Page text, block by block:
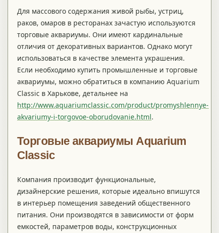
Для массового содержания живой рыбы, устриц,
раков, омаров в ресторанах зачастую используются
торговые аквариумы. Они имеют кардинальные
отличия от декоративных вариантов. Однако могут
использоваться в качестве элемента украшения.
Если необходимо купить промышленные и торговые
аквариумы, можно обратиться в компанию Aquarium
Classic в Харькове, детальнее на
http://www.aquariumclassic.com/product/promyshlennye-
akvariumy-i-torgovoe-oborudovanie.html.
Торговые аквариумы Aquarium
Classic
Компания производит функциональные,
дизайнерские решения, которые идеально впишутся
в интерьер помещения заведений общественного
питания. Они производятся в зависимости от форм
емкостей, параметров воды, конструкционных